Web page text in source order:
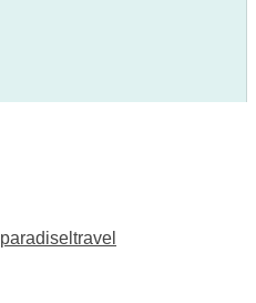
paradiseltravel